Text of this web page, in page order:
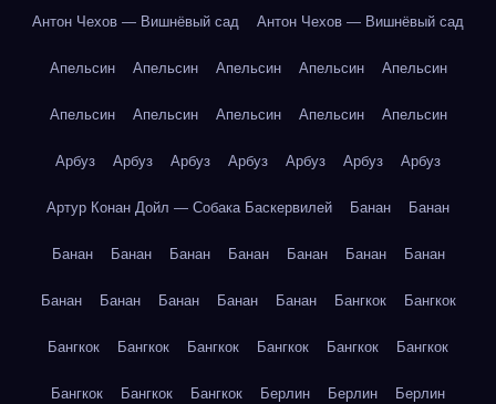
Антон Чехов — Вишнёвый сад Антон Чехов — Вишнёвый сад
Апельсин Апельсин Апельсин Апельсин Апельсин
Апельсин Апельсин Апельсин Апельсин Апельсин
Арбуз Арбуз Арбуз Арбуз Арбуз Арбуз Арбуз
Артур Конан Дойл — Собака Баскервилей Банан Банан
Банан Банан Банан Банан Банан Банан Банан
Банан Банан Банан Банан Банан Бангкок Бангкок
Бангкок Бангкок Бангкок Бангкок Бангкок Бангкок
Бангкок Бангкок Бангкок Берлин Берлин Берлин